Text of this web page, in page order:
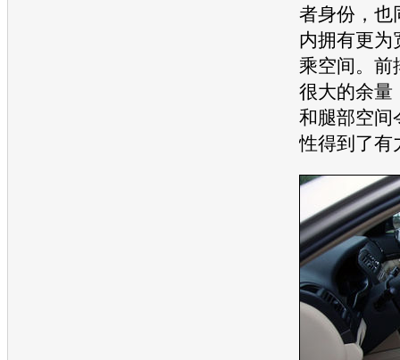
者身份，也
内拥有更为
乘空间。前
很大的余量
和腿部空间
性得到了有